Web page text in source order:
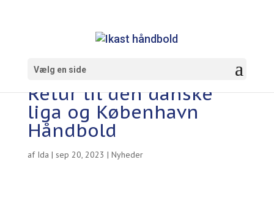
Vælg en side
Retur til den danske
liga og København
Håndbold
af Ida | sep 20, 2023 | Nyheder